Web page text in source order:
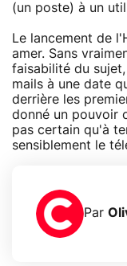
(un poste) à un
Le lancement de
amer. Sans
faisabilité du
mails à une date
derrière les
donné un pouvoir
pas certain qu'à
sensiblement le
Par